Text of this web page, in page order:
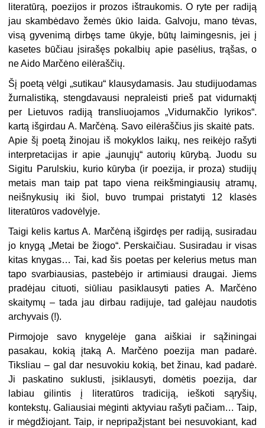
literatūrą, poezijos ir prozos ištraukomis. O ryte per radiją
jau skambėdavo žemės ūkio laida. Galvoju, mano tėvas,
visą gyvenimą dirbęs tame ūkyje, būtų laimingesnis, jei į
kasetes būčiau įsirašęs pokalbių apie pasėlius, trąšas, o
ne Aido Marčėno eilėraščių.
Šį poetą vėlgi „sutikau“ klausydamasis. Jau studijuodamas
žurnalistiką, stengdavausi nepraleisti prieš pat vidurnaktį
per Lietuvos radiją transliuojamos „Vidurnakčio lyrikos“.
kartą išgirdau A. Marčėną. Savo eilėraščius jis skaitė pats.
Apie šį poetą žinojau iš mokyklos laikų, nes reikėjo rašyti
interpretacijas ir apie „jaunųjų“ autorių kūrybą. Juodu su
Sigitu Parulskiu, kurio kūryba (ir poezija, ir proza) studijų
metais man taip pat tapo viena reikšmingiausių atramų,
neišnykusių iki šiol, buvo trumpai pristatyti 12 klasės
literatūros vadovėlyje.
Taigi kelis kartus A. Marčėną išgirdęs per radiją, susiradau
jo knygą „Metai be žiogo“. Perskaičiau. Susiradau ir visas
kitas knygas… Tai, kad šis poetas per kelerius metus man
tapo svarbiausias, pastebėjo ir artimiausi draugai. Jiems
pradėjau cituoti, siūliau pasiklausyti paties A. Marčėno
skaitymų – tada jau dirbau radijuje, tad galėjau naudotis
archyvais (!).
Pirmojoje savo knygelėje gana aiškiai ir sąžiningai
pasakau, kokią įtaką A. Marčėno poezija man padarė.
Tiksliau – gal dar nesuvokiu kokią, bet žinau, kad padarė.
Ji paskatino suklusti, įsiklausyti, domėtis poezija, dar
labiau gilintis į literatūros tradiciją, ieškoti sąryšių,
kontekstų. Galiausiai mėginti aktyviau rašyti pačiam… Taip,
ir mėgdžiojant. Taip, ir nepripažįstant bei nesuvokiant, kad